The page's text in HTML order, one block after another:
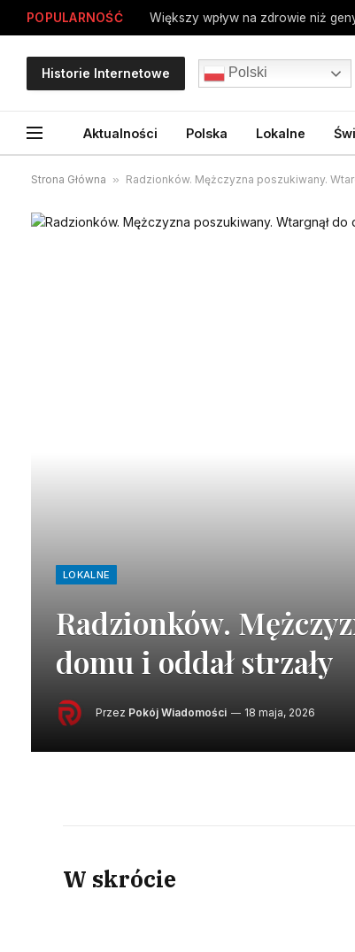
POPULARNOŚĆ
Historie Internetowe Polski
Aktualności Polska Lokalne
Strona Główna » Radzionków. Mężczyzna poszukiwany.
LOKALNE
Radzionków.
domu i oddał strzały
Przez Pokój Wiadomości 18 maja, 2026
W skrócie